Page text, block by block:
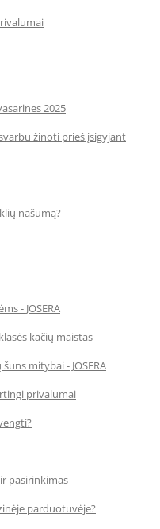
2025
žinoti prieš įsigyjant
našumą?
- JOSERA
kačių maistas
mitybai - JOSERA
privalumai
pasirinkimas
parduotuvėje?